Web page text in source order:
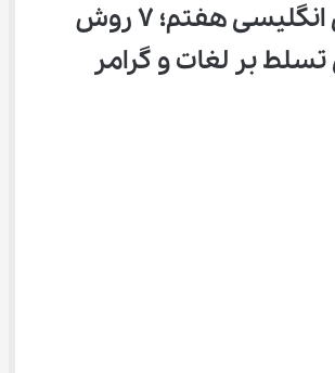
جمع بندی انگلیسی هفتم؛ ۷ روش
تسلط بر لغات و گرامر